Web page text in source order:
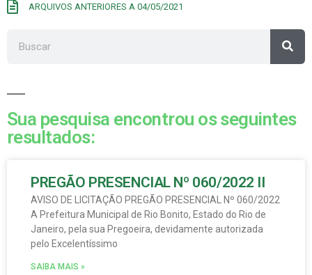
ARQUIVOS ANTERIORES A 04/05/2021
Sua pesquisa encontrou os seguintes
resultados:
PREGÃO PRESENCIAL Nº 060/2022 II
AVISO DE LICITAÇÃO PREGÃO PRESENCIAL Nº 060/2022
A Prefeitura Municipal de Rio Bonito, Estado do Rio de
Janeiro, pela sua Pregoeira, devidamente autorizada
pelo Excelentíssimo
SAIBA MAIS »